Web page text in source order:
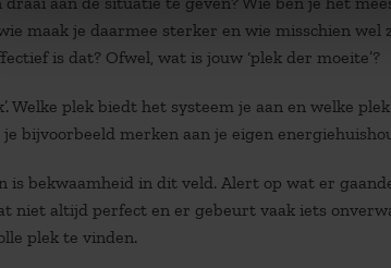
maak je daarmee sterker en wie misschien
is dat? Ofwel, wat is jouw ‘plek der moeite’?
Welke plek biedt het systeem je aan en welke
je bijvoorbeeld merken aan je eigen
is bekwaamheid in dit veld. Alert op wat er
niet altijd perfect en er gebeurt vaak iets
plek te vinden.